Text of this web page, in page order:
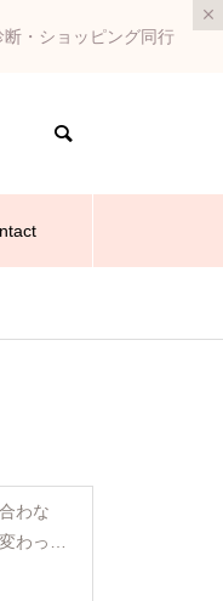
・ショッピング同行
わな
わった
カラー